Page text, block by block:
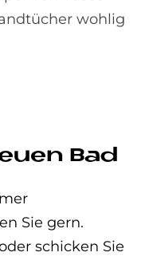
wohlig
Bad
Sie gern.
schicken Sie